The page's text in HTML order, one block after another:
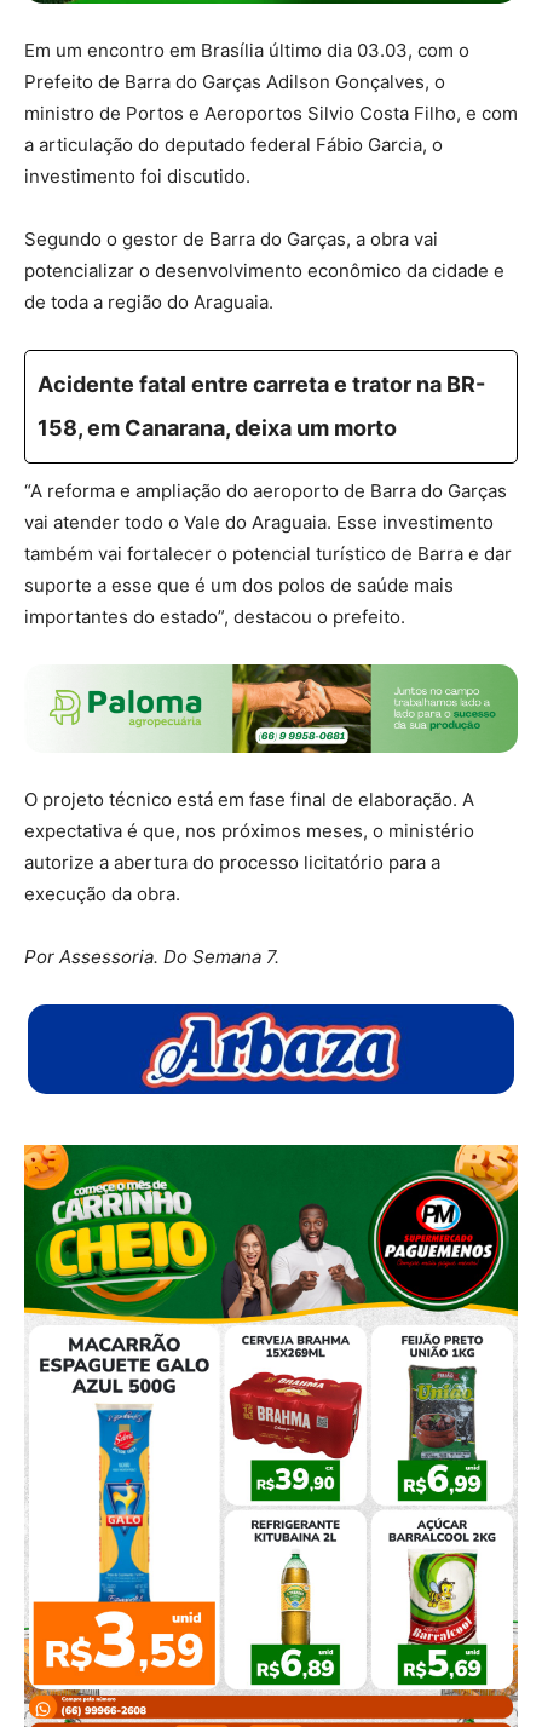
Em um encontro em Brasília último dia 03.03, com o
Prefeito de Barra do Garças Adilson Gonçalves, o
ministro de Portos e Aeroportos Silvio Costa Filho, e com
a articulação do deputado federal Fábio Garcia, o
investimento foi discutido.
Segundo o gestor de Barra do Garças, a obra vai
potencializar o desenvolvimento econômico da cidade e
de toda a região do Araguaia.
​Acidente fatal entre carreta e trator na BR-
158, em Canarana, deixa um morto
“A reforma e ampliação do aeroporto de Barra do Garças
vai atender todo o Vale do Araguaia. Esse investimento
também vai fortalecer o potencial turístico de Barra e dar
suporte a esse que é um dos polos de saúde mais
importantes do estado”, destacou o prefeito.
O projeto técnico está em fase final de elaboração. A
expectativa é que, nos próximos meses, o ministério
autorize a abertura do processo licitatório para a
execução da obra.
Por Assessoria. Do Semana 7.